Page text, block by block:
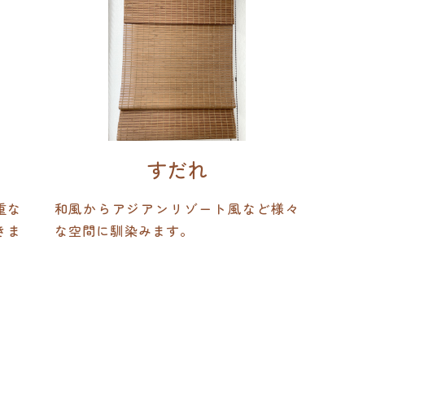
な
ま
すだれ
和風からアジアンリゾート風など様々
な空間に馴染みます。